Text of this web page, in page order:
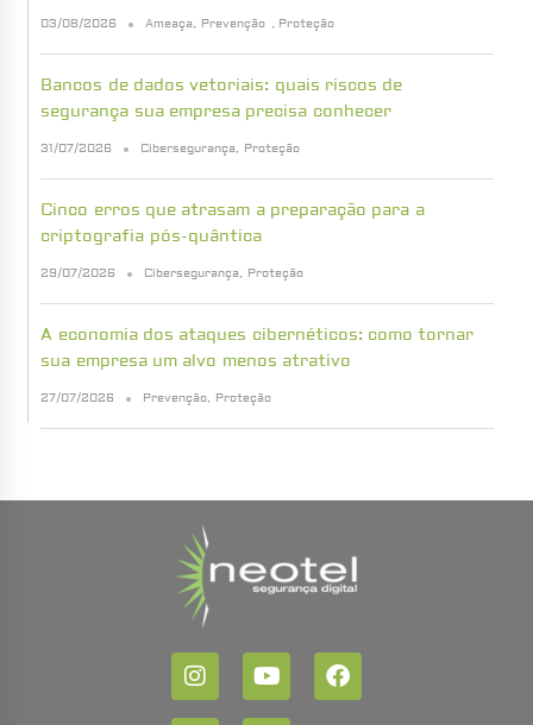
03/08/2026 Ameaça, Prevenção , Proteção
Bancos de dados vetoriais: quais riscos de
segurança sua empresa precisa conhecer
31/07/2026 Cibersegurança, Proteção
Cinco erros que atrasam a preparação para a
criptografia pós-quântica
29/07/2026 Cibersegurança, Proteção
A economia dos ataques cibernéticos: como tornar
sua empresa um alvo menos atrativo
27/07/2026 Prevenção, Proteção